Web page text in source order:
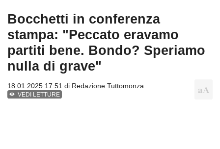
Bocchetti in conferenza
stampa: "Peccato eravamo
partiti bene. Bondo? Speriamo
nulla di grave"
18.01.2025 17:51 di Redazione Tuttomonza
VEDI LETTURE